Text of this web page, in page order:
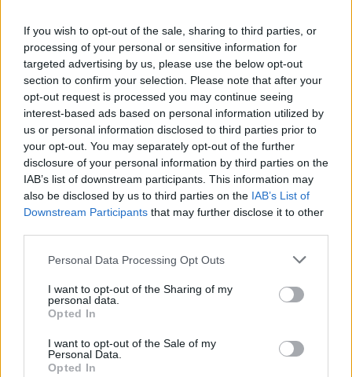
If you wish to opt-out of the sale, sharing to third parties, or
processing of your personal or sensitive information for
targeted advertising by us, please use the below opt-out
section to confirm your selection. Please note that after your
opt-out request is processed you may continue seeing
interest-based ads based on personal information utilized by
us or personal information disclosed to third parties prior to
your opt-out. You may separately opt-out of the further
disclosure of your personal information by third parties on the
IAB’s list of downstream participants. This information may
also be disclosed by us to third parties on the IAB’s List of
Downstream Participants that may further disclose it to other
Personal Data Processing Opt Outs
I want to opt-out of the Sharing of my
personal data.
Opted In
I want to opt-out of the Sale of my
Personal Data.
Opted In
Πρωινή 5-8-2026
Ειδήσεις